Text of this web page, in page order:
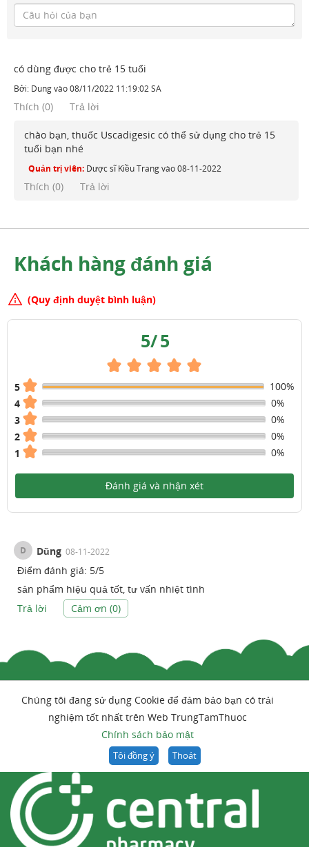
có dùng được cho trẻ 15 tuổi
Bởi: Dungvào08/11/2022 11:19:02 SA
Thích (0) Trả lời
chào bạn, thuốc Uscadigesic có thể sử dụng cho trẻ 15
tuổi bạn nhé
Quản trị viên: Dược sĩ Kiều Trangvào08-11-2022
Thích (0) Trả lời
Khách hàng đánh giá
(Quy định duyệt bình luận)
5/5
5
100%
4
0%
3
0%
2
0%
1
0%
Đánh giá và nhận xét
D Dũng 08-11-2022
Điểm đánh giá: 5/5
sản phẩm hiệu quả tốt, tư vấn nhiệt tình
Trả lời
Cảm ơn (0)
Chúng tôi đang sử dụng Cookie để đảm bảo bạn có trải
nghiệm tốt nhất trên Web TrungTamThuoc
Chính sách bảo mật
Tôi đồng ý Thoát